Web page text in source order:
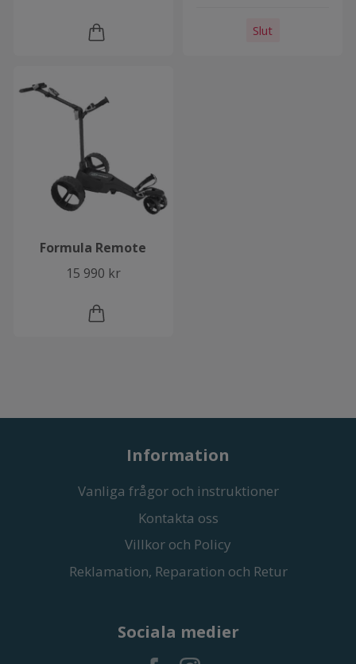
Slut
Formula Remote
15 990 kr
Information
Vanliga frågor och instruktioner
Kontakta oss
Villkor och Policy
Reklamation, Reparation och Retur
Sociala medier